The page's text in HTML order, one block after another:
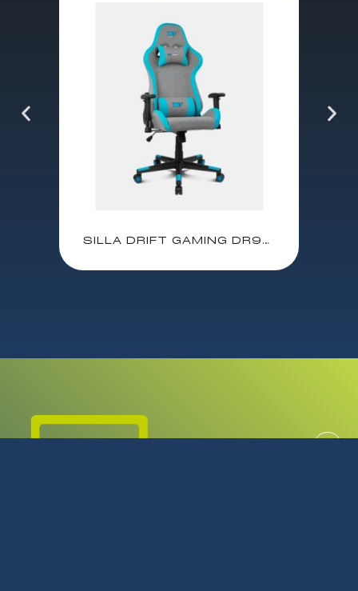
SILLA DRIFT GAMING DR90 PRO GRIS/AZUL DR90PROBL